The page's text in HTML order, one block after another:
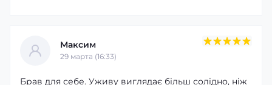
Максим
29 марта (16:33)
Брав для себе. Уживу виглядає більш солідно, ніж